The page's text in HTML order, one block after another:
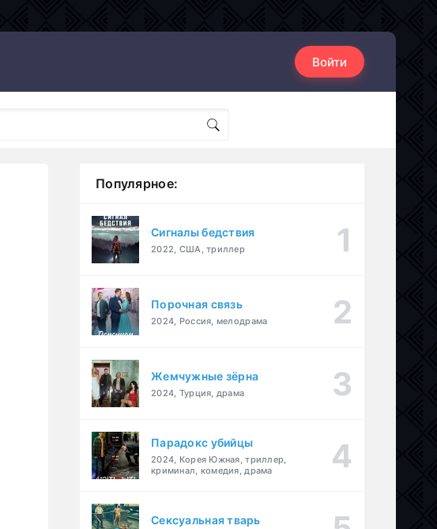
Войти
Популярное:
Сигналы бедствия
2022, США, триллер
Порочная связь
2024, Россия, мелодрама
Жемчужные зёрна
2024, Турция, драма
Парадокс убийцы
2024, Корея Южная, триллер,
криминал, комедия, драма
Сексуальная тварь